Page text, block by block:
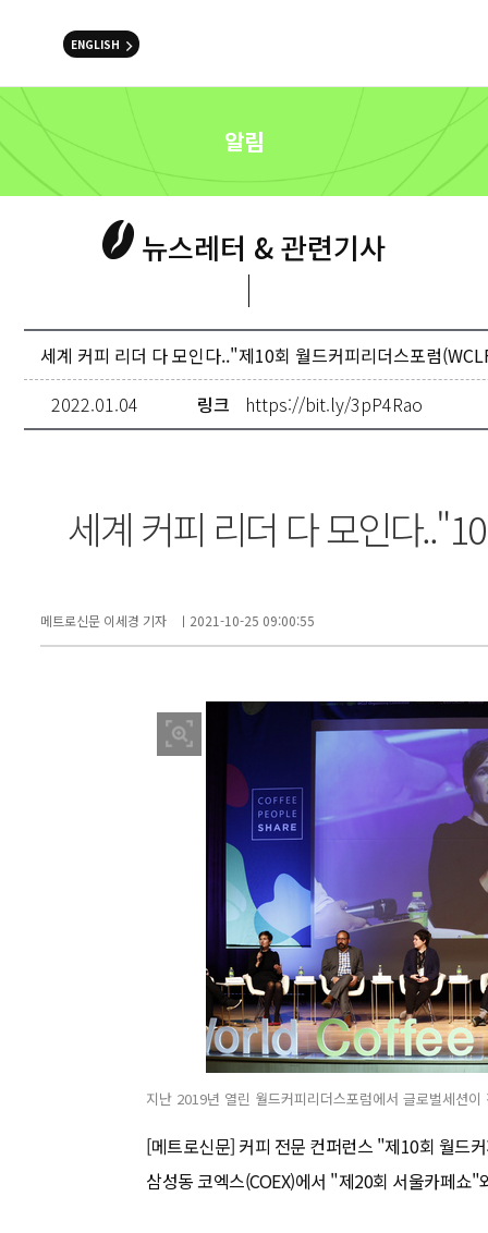
ENGLISH
알림
뉴스레터 & 관련기사
세계 커피 리더 다 모인다.."제10회 월드커피리더스포럼
2022.01.04
링크 https://bit.ly/3pP4Rao
세계 커피 리더 다 모인다
메트로신문 이세경 기자 ㅣ2021-10-25 09:00:55
지난 2019년 열린 월드커피리더스포럼에서 글로벌세션
[메트로신문] 커피 전문 컨퍼런스 "제10회 월드
삼성동 코엑스(COEX)에서 "제20회 서울카페쇼"